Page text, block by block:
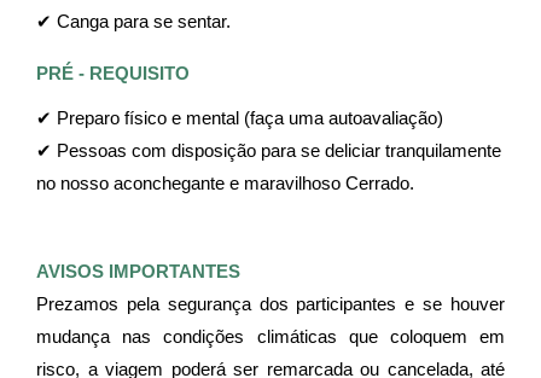
✔ Canga para se sentar.
PRÉ - REQUISITO
✔ Preparo físico e mental (faça uma autoavaliação)
✔ Pessoas com disposição para se deliciar tranquilamente
no nosso aconchegante e maravilhoso Cerrado.
AVISOS IMPORTANTES
Prezamos pela segurança dos participantes e se houver
mudança nas condições climáticas que coloquem em
risco, a viagem poderá ser remarcada ou cancelada, até